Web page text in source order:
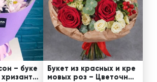
– буке
Букет из красных и кре
мовых роз – Цветочный